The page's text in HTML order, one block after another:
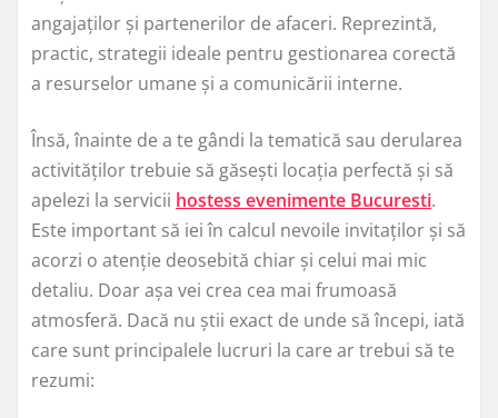
angajaților și partenerilor de afaceri. Reprezintă,
practic, strategii ideale pentru gestionarea corectă
a resurselor umane și a comunicării interne.
Însă, înainte de a te gândi la tematică sau derularea
activităților trebuie să găsești locația perfectă și să
apelezi la servicii hostess evenimente Bucuresti.
Este important să iei în calcul nevoile invitaților și să
acorzi o atenție deosebită chiar și celui mai mic
detaliu. Doar așa vei crea cea mai frumoasă
atmosferă. Dacă nu știi exact de unde să începi, iată
care sunt principalele lucruri la care ar trebui să te
rezumi: